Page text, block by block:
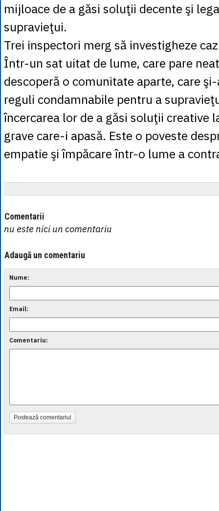
mijloace de a găsi soluţii decente şi
supravieţui.
Trei inspectori merg să investigheze
Într-un sat uitat de lume, care pare
descoperă o comunitate aparte, care
reguli condamnabile pentru a
încercarea lor de a găsi soluţii creative
grave care-i apasă. Este o poveste
empatie şi împăcare într-o lume a
Comentarii
nu este nici un comentariu
Adaugă un comentariu
Nume:
Email:
Comentariu:
Postează comentariul